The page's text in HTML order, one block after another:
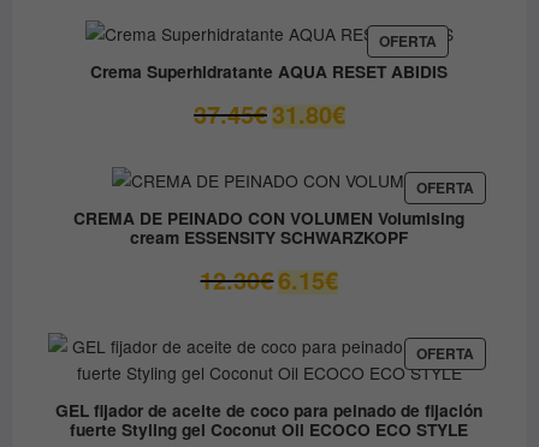
era:
59.05€.
es:
41.33€.
OFERTAPRODUCTO
EN
OFERTA
Crema Superhidratante AQUA RESET ABIDIS
37.45€ El
precio
era:
37.45€.
31.80€El
precio
es:
31.80€.
OFERTA
EN
CREMA DE PEINADO CON VOLUMEN Volumising
cream ESSENSITY SCHWARZKOPF
12.30€El
precio
era:
12.30€.
6.15€El
precio
es:
6.15€.
OFERTA
EN
GEL fijador de aceite de coco para peinado de fijación
fuerte Styling gel Coconut Oil ECOCO ECO STYLE